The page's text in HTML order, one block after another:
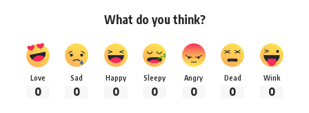
What do you think?
Love
0
Sad
0
Happy
0
Sleepy
0
Angry
0
Dead
0
Wink
0